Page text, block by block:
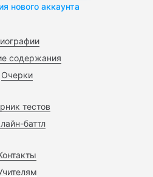
содержания
Очерки
тестов
баттл
нового аккаунта